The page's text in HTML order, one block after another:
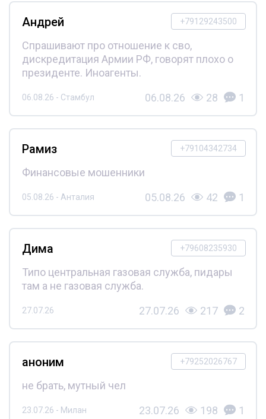
+79129243500
Андрей
Спрашивают про отношение к сво,
дискредитация Армии РФ, говорят плохо о
президенте. Иноагенты.
06.08.26 - Стамбул 06.08.26 28 1
+79104342734
Рамиз
Финансовые мошенники
05.08.26 - Анталия 05.08.26 42 1
+79608235930
Дима
Типо центральная газовая служба, пидары
там а не газовая служба.
27.07.26 27.07.26 217 2
+79252026767
аноним
не брать, мутный чел
23.07.26 - Милан 23.07.26 198 1